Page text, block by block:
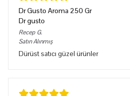
Dr Gusto Aroma 250 Gr
Dr gusto
Recep G.
Satın Alınmış
Dürüst satıcı güzel ürünler